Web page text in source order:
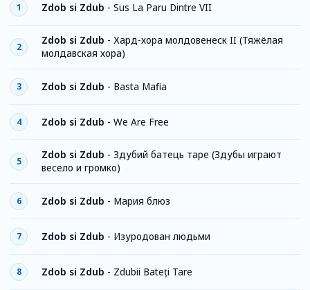
1 Zdob si Zdub - Sus La Paru Dintre VII
2
Zdob si Zdub - Хард-хора молдовенеск II (Тяжёлая
молдавская хора)
3 Zdob si Zdub - Basta Mafia
4 Zdob si Zdub - We Are Free
5
Zdob si Zdub - Здубий батець таре (Здубы играют
весело и громко)
6 Zdob si Zdub - Мария блюз
7 Zdob si Zdub - Изуродован людьми
8 Zdob si Zdub - Zdubii Bateți Tare